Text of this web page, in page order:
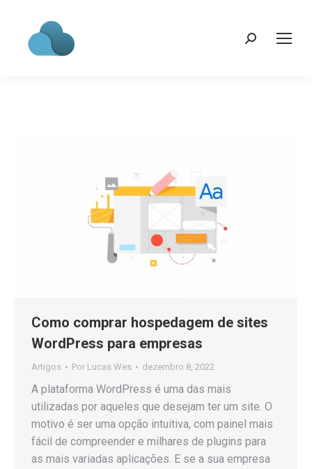
Search:
Como comprar hospedagem de sites
WordPress para empresas
Artigos Por Lucas Wes dezembro 8, 2022
A plataforma WordPress é uma das mais
utilizadas por aqueles que desejam ter um site. O
motivo é ser uma opção intuitiva, com painel mais
fácil de compreender e milhares de plugins para
as mais variadas aplicações. E se a sua empresa